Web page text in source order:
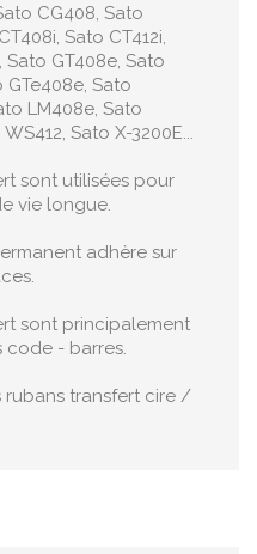
CG408, Sato
Sato CT412i,
Sato GT408e, Sato
GTe408e, Sato
LM408e, Sato
Sato X-3200E...
sont utilisées pour
vie longue.
adhère sur
sont principalement
code - barres.
rubans transfert cire /